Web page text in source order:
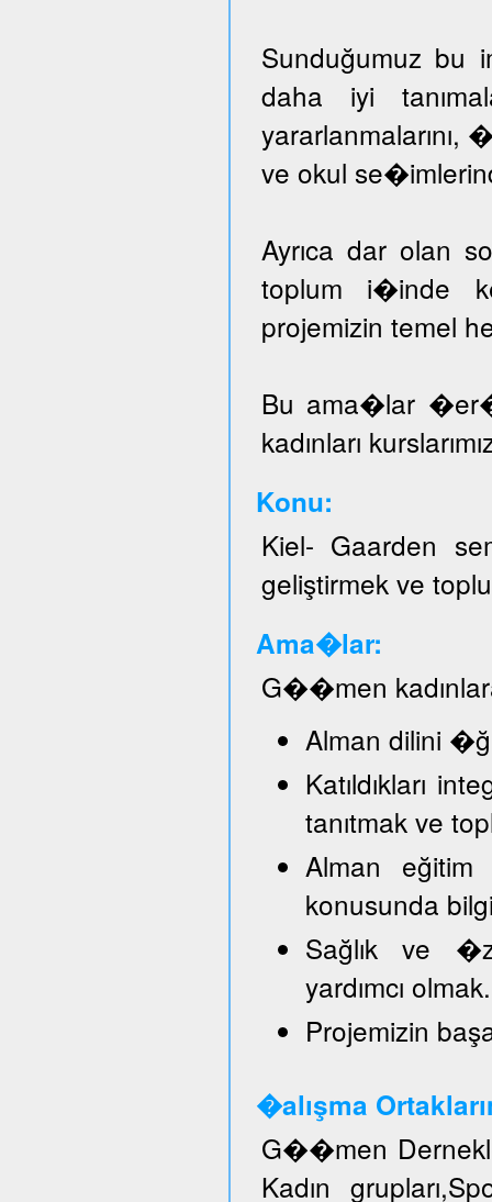
Sunduğumuz bu
daha iyi
yararlanmalarını,
ve okul
Ayrıca dar olan
toplum i�inde
projemizin temel
Bu ama�lar
kadınları
Konu:
Kiel- Gaarden
geliştirmek ve
Ama�lar:
G��men
Alman dilini
Katıldıkları
tanıtmak ve
Alman
konusunda
Sağlık ve
yardımcı olmak.
Projemizin
�alışma
G��men
Kadın